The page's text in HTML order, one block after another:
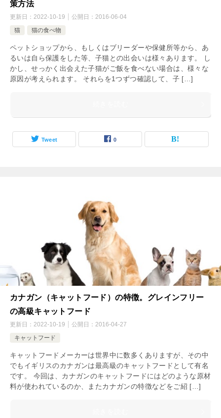
策方法
更新日： 2022-10-19 公開日： 2016-06-04
猫
猫の食べ物
ペットショップから、もしくはブリーダーや保健所等から、あ
るいは自ら保護をした等、子猫との出会いは様々あります。 し
かし、せっかく出会えた子猫がご飯を食べない場合は、様々な
原因が考えられます。 それらを1つずつ確認して、子 […]
Tweet 0
カナガン（キャットフード）の特徴。グレインフリー
の高級キャットフード
更新日： 2022-10-19 公開日： 2016-04-27
キャットフード
キャットフードメーカーは世界中に数多くありますが、その中
でもイギリスのカナガンは最高級のキャットフードとして有名
です。 今回は、カナガンのキャットフードにはどのような原材
料が使われているのか、またカナガンの特徴などをご紹 […]